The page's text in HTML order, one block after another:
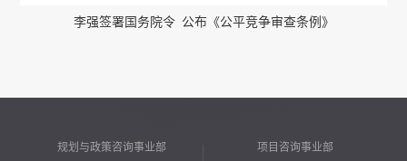
李强签署国务院令 公布《公平竞争审查条例》
规划与政策咨询事业部 项目咨询事业部